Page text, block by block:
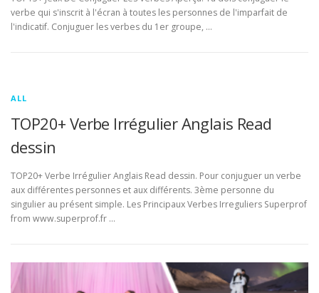
verbe qui s'inscrit à l'écran à toutes les personnes de l'imparfait de
l'indicatif. Conjuguer les verbes du 1er groupe, …
ALL
TOP20+ Verbe Irrégulier Anglais Read
dessin
TOP20+ Verbe Irrégulier Anglais Read dessin. Pour conjuguer un verbe
aux différentes personnes et aux différents. 3ème personne du
singulier au présent simple. Les Principaux Verbes Irreguliers Superprof
from www.superprof.fr …